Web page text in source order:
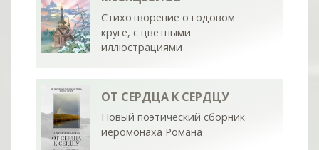
Стихотворение о годовом
круге, с цветными
иллюстрациями
ОТ СЕРДЦА К СЕРДЦУ
Новый поэтический сборник
иеромонаха Романа